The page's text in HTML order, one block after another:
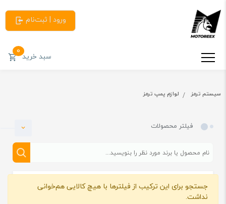
ورود | ثبت‌نام
سبد خرید0
سیستم ترمز لوازم پمپ ترمز
فیلتر محصولات
دسته بندی
جستجو برای این ترکیب از فیلترها با هیچ کالایی هم‌خوانی
نداشت.